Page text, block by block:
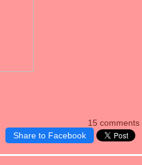
15 comments
Share to Facebook